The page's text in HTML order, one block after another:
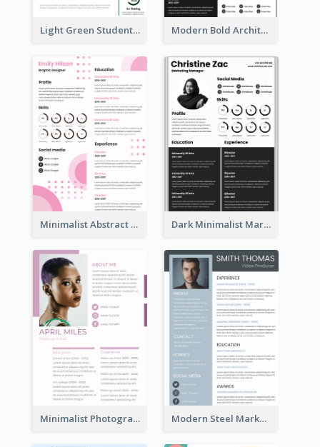
Light Green Student Resume Modern Bold Architect Resume
Minimalist Abstract Pink Resume Dark Minimalist Marketing Manager Resume
Minimalist Photography Assistant Resume Modern Steel Marketer Resume